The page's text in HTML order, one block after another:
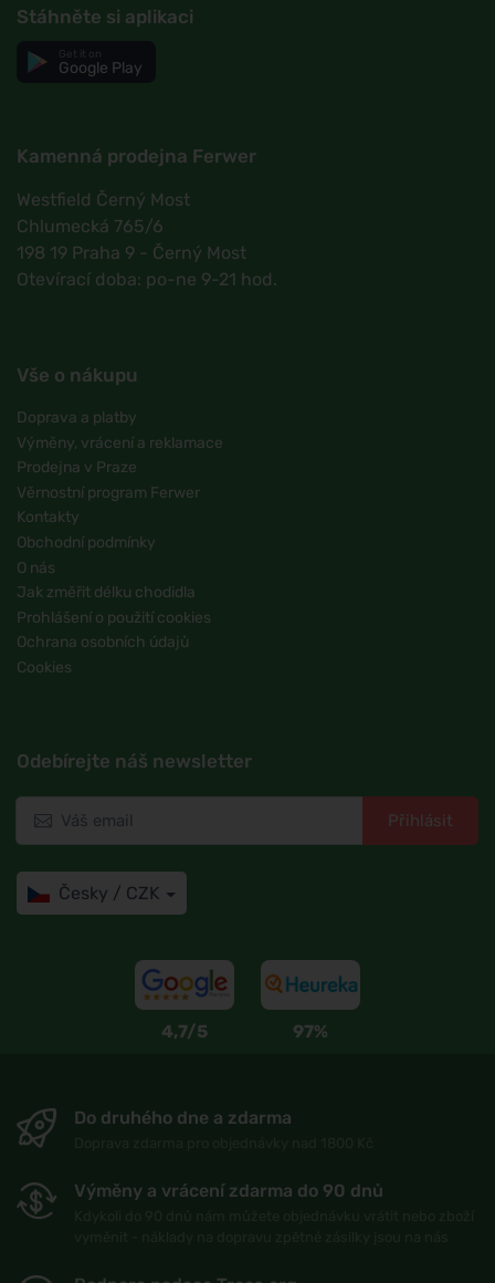
Stáhněte si aplikaci
Google Play
Kamenná prodejna Ferwer
Westfield Černý Most
Chlumecká 765/6
198 19 Praha 9 - Černý Most
Otevírací doba: po-ne 9-21 hod.
Vše o nákupu
Doprava a platby
Výměny, vrácení a reklamace
Prodejna v Praze
Věrnostní program Ferwer
Kontakty
Obchodní podmínky
O nás
Jak změřit délku chodidla
Prohlášení o použití cookies
Ochrana osobních údajů
Cookies
Odebírejte náš newsletter
Přihlásit
Česky / CZK
4,7/5 97%
Do druhého dne a zdarma
Výměny a vrácení zdarma do 90 dnů